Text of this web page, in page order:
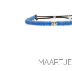
MAARTJE